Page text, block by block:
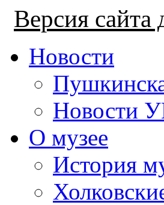
Версия сайта
Новости
Новости
О музее
История